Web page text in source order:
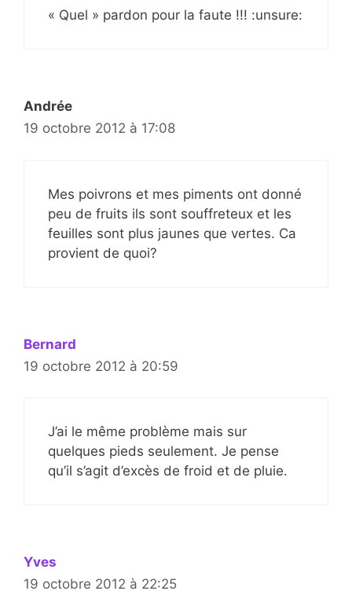
« Quel » pardon pour la faute !!! :unsure:
Andrée
19 octobre 2012 à 17:08
Mes poivrons et mes piments ont donné
peu de fruits ils sont souffreteux et les
feuilles sont plus jaunes que vertes. Ca
provient de quoi?
Bernard
19 octobre 2012 à 20:59
J’ai le même problème mais sur
quelques pieds seulement. Je pense
qu’il s’agit d’excès de froid et de pluie.
Yves
19 octobre 2012 à 22:25